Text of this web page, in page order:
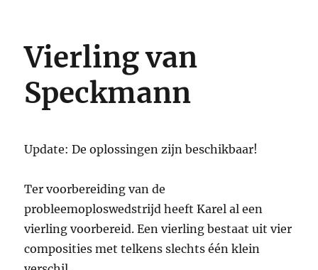
voor
KWSLE
Vierling van
Speckmann
Update: De oplossingen zijn beschikbaar!
Ter voorbereiding van de
probleemoploswedstrijd heeft Karel al een
vierling voorbereid. Een vierling bestaat uit vier
composities met telkens slechts één klein